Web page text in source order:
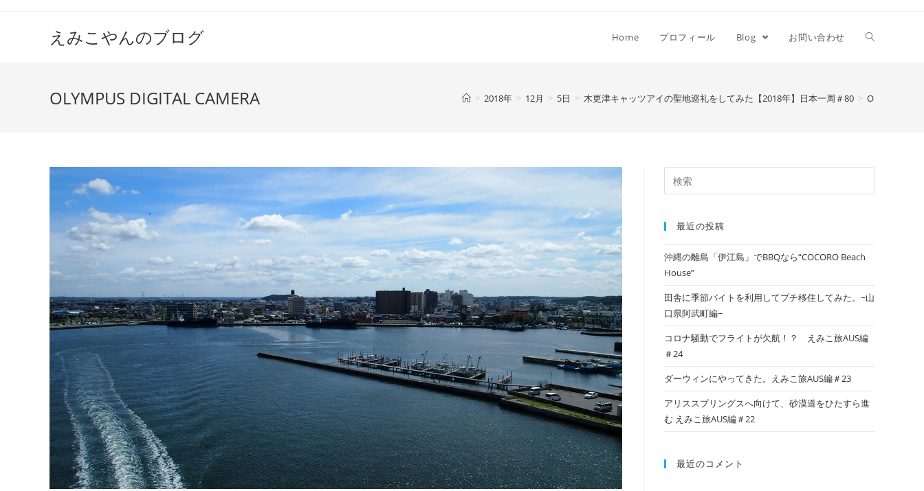
えみこやんのブログ Home プロフィール Blog お問い合わせ
OLYMPUS DIGITAL CAMERA > 2018年 > 12月 > 5日 > 木更津キャッツアイの聖地巡礼をしてみた【2018年】日本一周＃80 > OLYMPUS
最近の投稿
沖縄の離島「伊江島」でBBQなら“COCORO Beach
House”
田舎に季節バイトを利用してプチ移住してみた。~山
口県阿武町編~
コロナ騒動でフライトが欠航！？ えみこ旅AUS編
＃24
ダーウィンにやってきた。えみこ旅AUS編＃23
アリススプリングスへ向けて、砂漠道をひたすら進
む えみこ旅AUS編＃22
最近のコメント